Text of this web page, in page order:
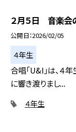
２月５日 音楽会の
公開日 2026/02/05
４年生
合唱「U&I」は、４
に響き渡りまし...
４年生